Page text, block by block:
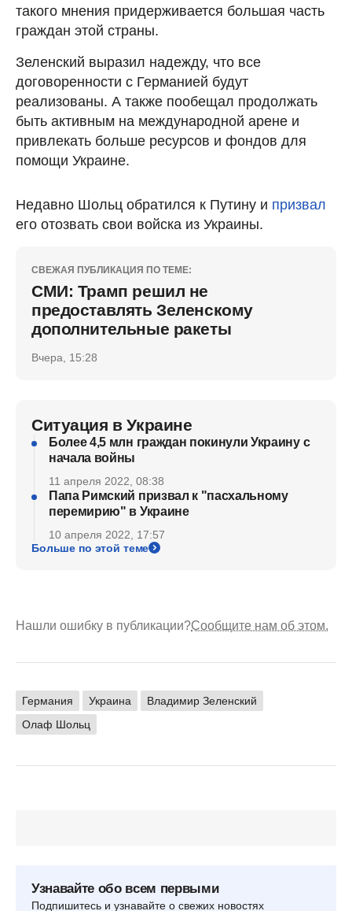
такого мнения придерживается большая часть
граждан этой страны.
Зеленский выразил надежду, что все
договоренности с Германией будут
реализованы. А также пообещал продолжать
быть активным на международной арене и
привлекать больше ресурсов и фондов для
помощи Украине.
Недавно Шольц обратился к Путину и призвал
его отозвать свои войска из Украины.
СВЕЖАЯ ПУБЛИКАЦИЯ ПО ТЕМЕ:
СМИ: Трамп решил не
предоставлять Зеленскому
дополнительные ракеты
Вчера, 15:28
Ситуация в Украине
Более 4,5 млн граждан покинули Украину с
начала войны
11 апреля 2022, 08:38
Папа Римский призвал к "пасхальному
перемирию" в Украине
10 апреля 2022, 17:57
Больше по этой теме
Нашли ошибку в публикации?Сообщите нам об этом.
Германия Украина
Владимир Зеленский
Олаф Шольц
Узнавайте обо всем первыми
Подпишитесь и узнавайте о свежих новостях